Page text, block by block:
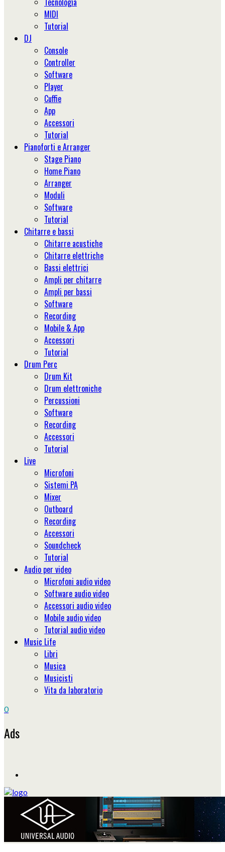
MIDI
Tutorial
DJ
Console
Controller
Software
Player
Cuffie
App
Accessori
Tutorial
Pianoforti e Arranger
Stage Piano
Home Piano
Arranger
Moduli
Software
Tutorial
Chitarre e bassi
Chitarre acustiche
Chitarre elettriche
Bassi elettrici
Ampli per chitarre
Ampli per bassi
Software
Recording
Mobile & App
Accessori
Tutorial
Drum Perc
Drum Kit
Drum elettroniche
Percussioni
Software
Recording
Accessori
Tutorial
Live
Microfoni
Sistemi PA
Mixer
Outboard
Recording
Accessori
Soundcheck
Tutorial
Audio per video
Microfoni audio video
Software audio video
Accessori audio video
Mobile audio video
Tutorial audio video
Music Life
Libri
Musica
Musicisti
Vita da laboratorio
0
Ads